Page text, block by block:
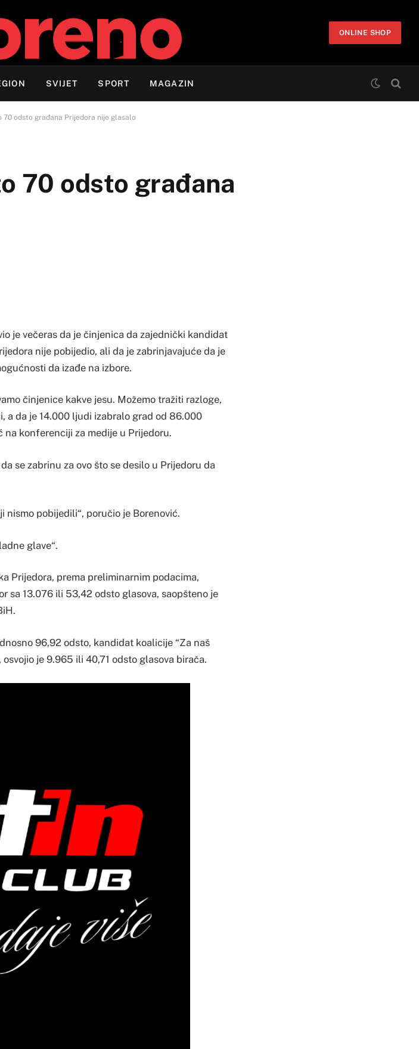
ONLINE SHOP
SVIJET SPORT MAGAZIN
70 odsto građana Prijedora nije glasalo
70 odsto građana
je večeras da je činjenica da zajednički kandidat
nije pobijedio, ali da je zabrinjavajuće da je
da izađe na izbore.
činjenice kakve jesu. Možemo tražiti razloge,
a da je 14.000 ljudi izabralo grad od 86.000
na konferenciji za medije u Prijedoru.
se zabrinu za ovo što se desilo u Prijedoru da
nismo pobijedili“, poručio je Borenović.
glave“.
Prijedora, prema preliminarnim podacima,
sa 13.076 ili 53,42 odsto glasova, saopšteno je
96,92 odsto, kandidat koalicije “Za naš
je 9.965 ili 40,71 odsto glasova birača.